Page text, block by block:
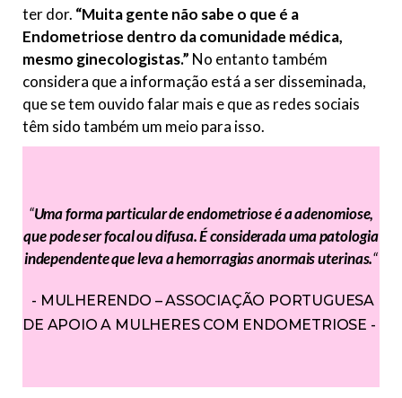
ter dor. “Muita gente não sabe o que é a
Endometriose dentro da comunidade médica,
mesmo ginecologistas.” No entanto também
considera que a informação está a ser disseminada,
que se tem ouvido falar mais e que as redes sociais
têm sido também um meio para isso.
“Uma forma particular de endometriose é a adenomiose,
que pode ser focal ou difusa. É considerada uma patologia
independente que leva a hemorragias anormais uterinas.“
MULHERENDO – ASSOCIAÇÃO PORTUGUESA
DE APOIO A MULHERES COM ENDOMETRIOSE